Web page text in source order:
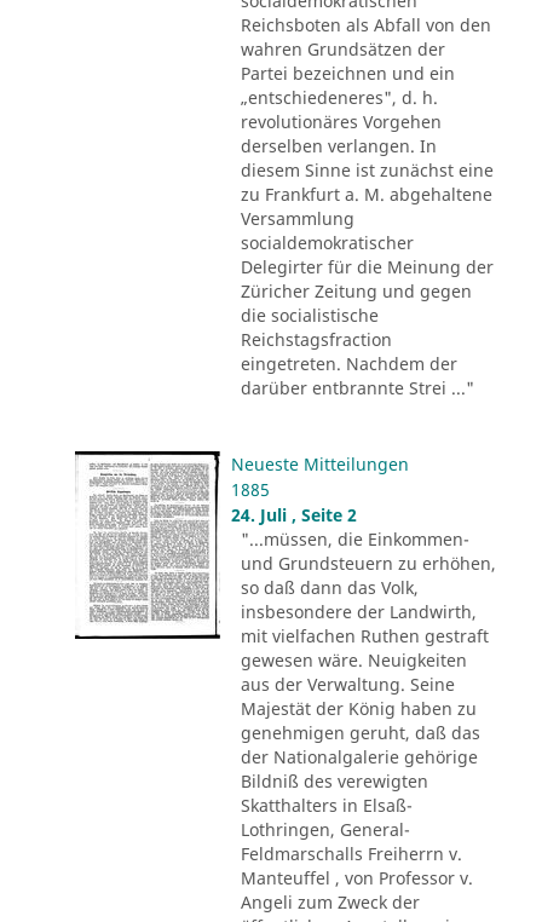
Reichsboten als Abfall von den
wahren Grundsätzen der
Partei bezeichnen und ein
„entschiedeneres", d. h.
revolutionäres Vorgehen
derselben verlangen. In
diesem Sinne ist zunächst eine
zu Frankfurt a. M. abgehaltene
Versammlung
socialdemokratischer
Delegirter für die Meinung der
Züricher Zeitung und gegen
die socialistische
Reichstagsfraction
eingetreten. Nachdem der
darüber entbrannte Strei ..."
Neueste Mitteilungen
1885
24. Juli , Seite 2
"...müssen, die Einkommen-
und Grundsteuern zu erhöhen,
so daß dann das Volk,
insbesondere der Landwirth,
mit vielfachen Ruthen gestraft
gewesen wäre. Neuigkeiten
aus der Verwaltung. Seine
Majestät der König haben zu
genehmigen geruht, daß das
der Nationalgalerie gehörige
Bildniß des verewigten
Skatthalters in Elsaß-
Lothringen, General-
Feldmarschalls Freiherrn v.
Manteuffel , von Professor v.
Angeli zum Zweck der